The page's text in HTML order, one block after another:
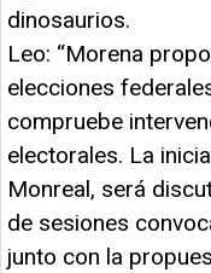
dinosaurios.
Leo: “Morena
elecciones
compruebe
electorales. La
Monreal, será
de sesiones
junto con la